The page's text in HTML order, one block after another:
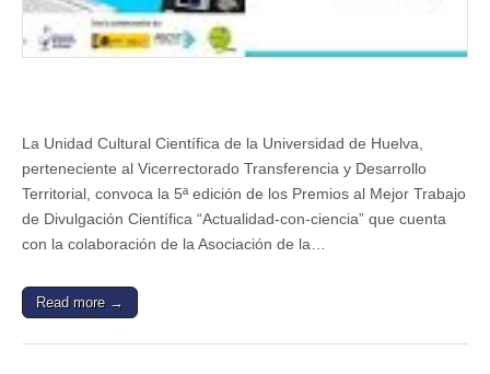
de
Periodistas
de
Andalucía
La Unidad Cultural Científica de la Universidad de Huelva,
perteneciente al Vicerrectorado Transferencia y Desarrollo
Territorial, convoca la 5ª edición de los Premios al Mejor Trabajo
de Divulgación Científica “Actualidad-con-ciencia” que cuenta
con la colaboración de la Asociación de la…
Read more →